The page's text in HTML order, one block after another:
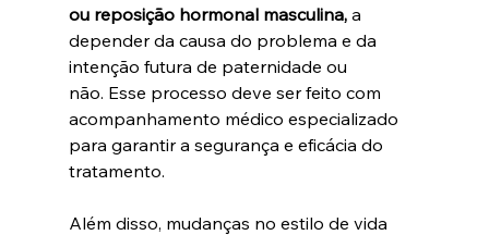
ou reposição hormonal masculina, a
depender da causa do problema e da
intenção futura de paternidade ou
não. Esse processo deve ser feito com
acompanhamento médico especializado
para garantir a segurança e eficácia do
tratamento.
Além disso, mudanças no estilo de vida